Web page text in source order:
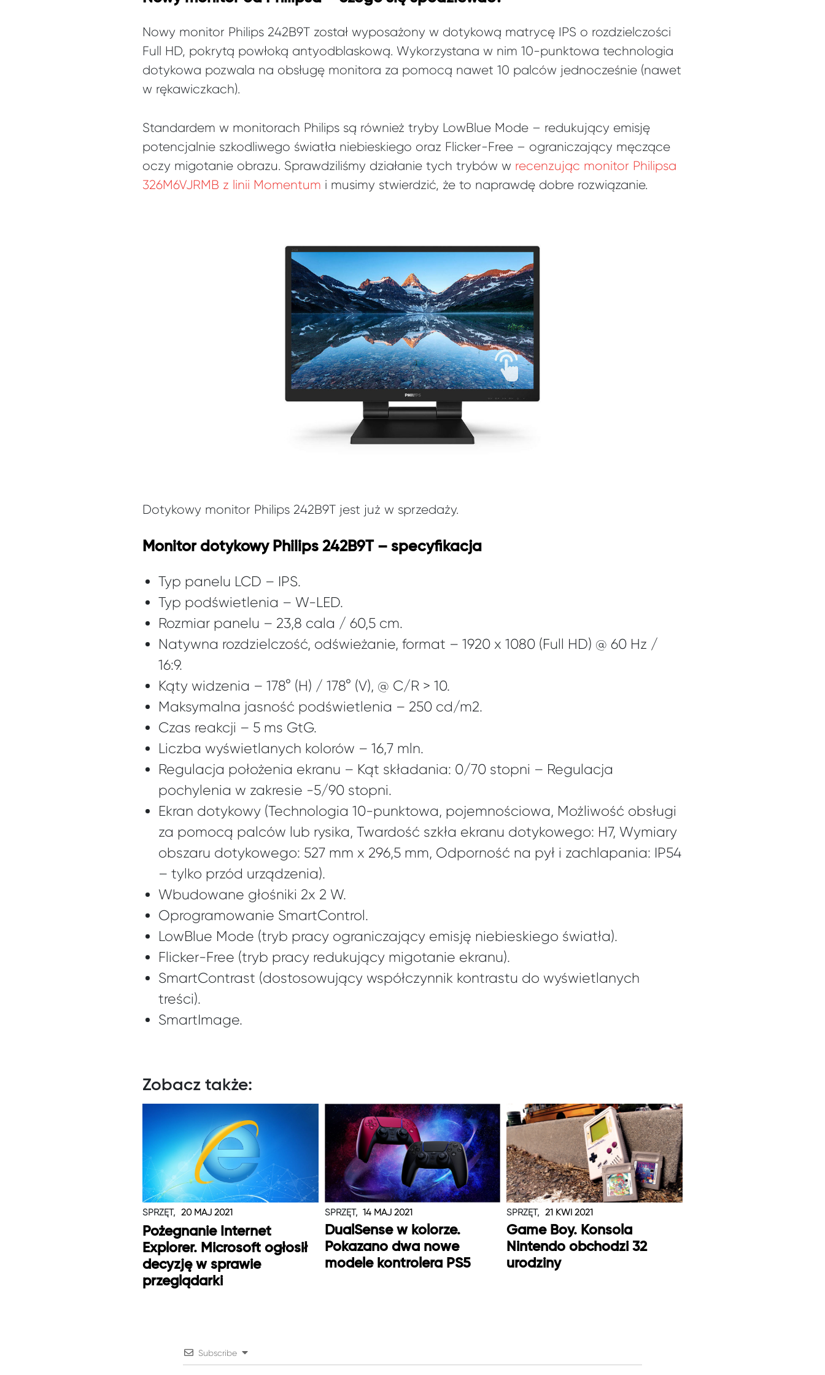
Nowy monitor Philips 242B9T został wyposażony w dotykową matrycę IPS o rozdzielczości
Full HD, pokrytą powłoką antyodblaskową. Wykorzystana w nim 10-punktowa technologia
dotykowa pozwala na obsługę monitora za pomocą nawet 10 palców jednocześnie (nawet
w rękawiczkach).
Standardem w monitorach Philips są również tryby LowBlue Mode – redukujący emisję
potencjalnie szkodliwego światła niebieskiego oraz Flicker-Free – ograniczający męczące
oczy migotanie obrazu. Sprawdziliśmy działanie tych trybów w recenzując monitor Philipsa
326M6VJRMB z linii Momentum i musimy stwierdzić, że to naprawdę dobre rozwiązanie.
Dotykowy monitor Philips 242B9T jest już w sprzedaży.
Monitor dotykowy Philips 242B9T – specyfikacja
Typ panelu LCD – IPS.
Typ podświetlenia – W-LED.
Rozmiar panelu – 23,8 cala / 60,5 cm.
Natywna rozdzielczość, odświeżanie, format – 1920 x 1080 (Full HD) @ 60 Hz /
16:9.
Kąty widzenia – 178° (H) / 178° (V), @ C/R > 10.
Maksymalna jasność podświetlenia – 250 cd/m2.
Czas reakcji – 5 ms GtG.
Liczba wyświetlanych kolorów – 16,7 mln.
Regulacja położenia ekranu – Kąt składania: 0/70 stopni – Regulacja
pochylenia w zakresie -5/90 stopni.
Ekran dotykowy (Technologia 10-punktowa, pojemnościowa, Możliwość obsługi
za pomocą palców lub rysika, Twardość szkła ekranu dotykowego: H7, Wymiary
obszaru dotykowego: 527 mm x 296,5 mm, Odporność na pył i zachlapania: IP54
– tylko przód urządzenia).
Wbudowane głośniki 2x 2 W.
Oprogramowanie SmartControl.
LowBlue Mode (tryb pracy ograniczający emisję niebieskiego światła).
Flicker-Free (tryb pracy redukujący migotanie ekranu).
SmartContrast (dostosowujący współczynnik kontrastu do wyświetlanych
treści).
SmartImage.
Zobacz także:
SPRZĘT, 20 MAJ 2021
Pożegnanie Internet
Explorer. Microsoft ogłosił
decyzję w sprawie
przeglądarki
SPRZĘT, 14 MAJ 2021
DualSense w kolorze.
Pokazano dwa nowe
modele kontrolera PS5
SPRZĘT, 21 KWI 2021
Game Boy. Konsola
Nintendo obchodzi 32
urodziny
Subscribe